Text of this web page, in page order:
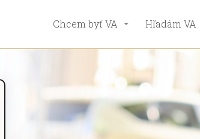
Chcem byť VA Hľadám VA